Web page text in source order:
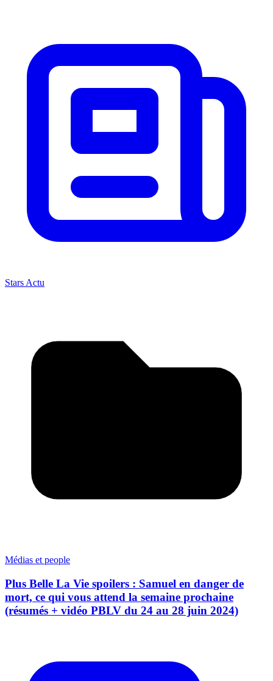
Stars Actu
Médias et people
Plus Belle La Vie spoilers : Samuel en danger de
mort, ce qui vous attend la semaine prochaine
(résumés + vidéo PBLV du 24 au 28 juin 2024)